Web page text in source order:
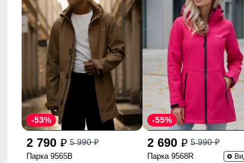
2 790 p 5 990p
-53%
Парка 9565B
2 690 p 5 990p
-55%
Парка 9568R